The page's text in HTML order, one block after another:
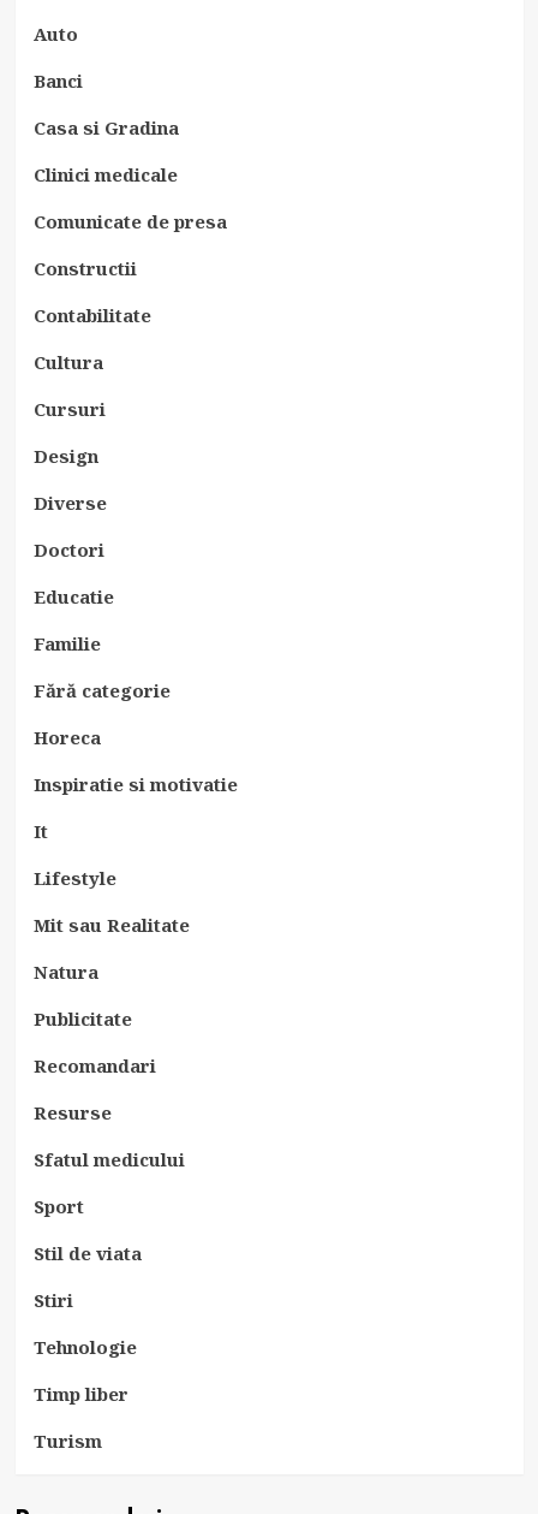
Auto
Banci
Casa si Gradina
Clinici medicale
Comunicate de presa
Constructii
Contabilitate
Cultura
Cursuri
Design
Diverse
Doctori
Educatie
Familie
Fără categorie
Horeca
Inspiratie si motivatie
It
Lifestyle
Mit sau Realitate
Natura
Publicitate
Recomandari
Resurse
Sfatul medicului
Sport
Stil de viata
Stiri
Tehnologie
Timp liber
Turism